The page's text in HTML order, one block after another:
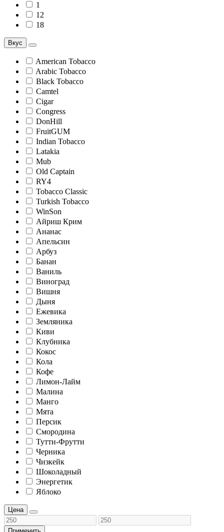
1
12
18
Вкус
American Tobacco
Arabic Tobacco
Black Tobacco
Camtel
Cigar
Congress
DonHill
FruitGUM
Indian Tobacco
Latakia
Mub
Old Captain
RY4
Tobacco Classic
Turkish Tobacco
WinSon
Айриш Крим
Ананас
Апельсин
Арбуз
Банан
Ваниль
Виноград
Вишня
Дыня
Ежевика
Земляника
Киви
Клубника
Кокос
Кола
Кофе
Лимон-Лайм
Малина
Манго
Мята
Персик
Смородина
Тутти-Фрутти
Черника
Чизкейк
Шоколадный
Энергетик
Яблоко
Цена